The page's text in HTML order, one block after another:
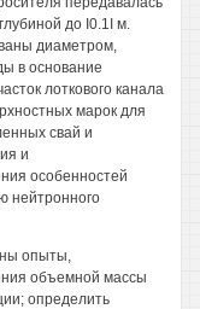
до I0.1I м.
диаметром,
в основание
лоткового канала
марок для
свай и
и
особенностей
нейтронного
опыты,
объемной массы
определить